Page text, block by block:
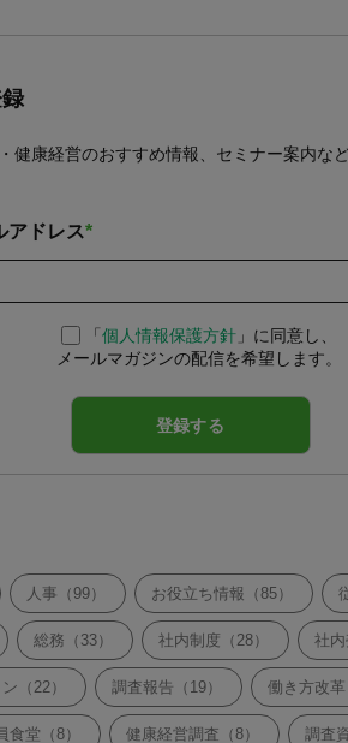
健康経営のおすすめ情報、セミナー案内な
アドレス*
「 個人情報保護方針」に同意し、
メールマガジンの配信を希望します。
人事（99） お役立ち情報（85）
総務（33） 社内制度（28） 社
（22） 調査報告（19） 働き方改
食堂（8） 健康経営調査（8） 調査